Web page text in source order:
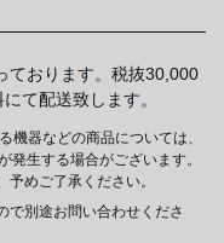
ております。税抜30,000
て配送致します。
機器などの商品については、
生する場合がございます。
めご了承ください。
で別途お問い合わせくださ